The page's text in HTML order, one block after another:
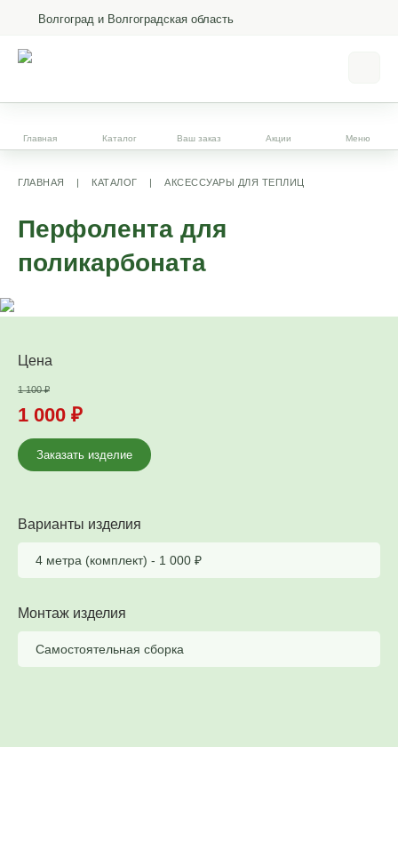
Волгоград и Волгоградская область
Главная Каталог Ваш заказ Акции Меню
ГЛАВНАЯ | КАТАЛОГ | АКСЕССУАРЫ ДЛЯ ТЕПЛИЦ
Перфолента для
поликарбоната
Цена
1 100₽
1 000 ₽
Заказать изделие
Варианты изделия
4 метра (комплект) - 1 000 ₽
Монтаж изделия
Самостоятельная сборка